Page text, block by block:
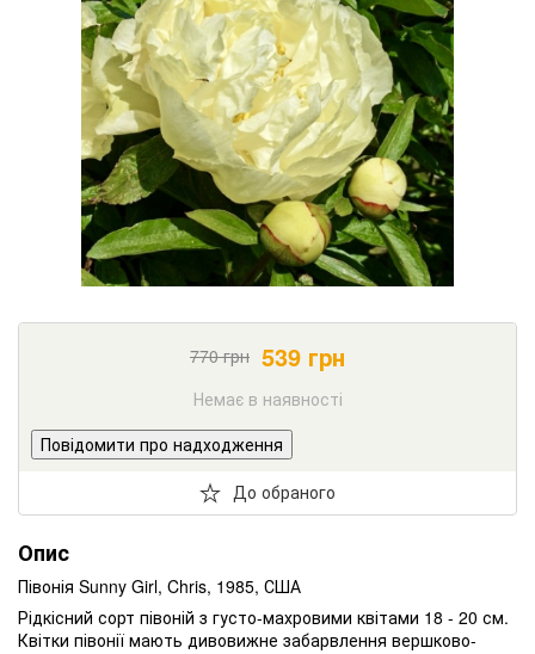
770грн 539 грн
Немає в наявності
Повідомити про надходження
До обраного
Опис
Півонія Sunny Girl, Chris, 1985, США
Рідкісний сорт півоній з густо-махровими квітами 18 - 20 см.
Квітки півонії мають дивовижне забарвлення вершково-